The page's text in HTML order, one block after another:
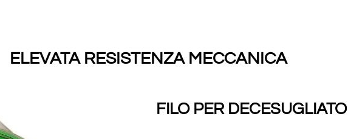
ELEVATA RESISTENZA MECCANICA
FILO PER